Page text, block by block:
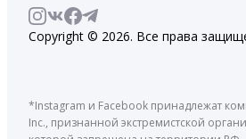
Copyright © 2026. Все права
*Instagram и Facebook принадлежат
Inc., признанной экстремистской